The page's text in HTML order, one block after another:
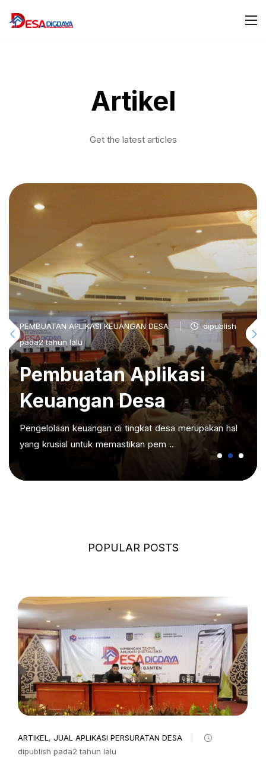
Artikel
Get the latest articles
PEMBUATAN APLIKASI KEUANGAN DESA
dipublish
pada2 tahun lalu
Pembuatan Aplikasi
Keuangan Desa
Pengelolaan keuangan di tingkat desa merupakan hal
yang krusial untuk memastikan pem ..
POPULAR POSTS
ARTIKEL , JUAL APLIKASI PERSURATAN DESA
dipublish pada2 tahun lalu